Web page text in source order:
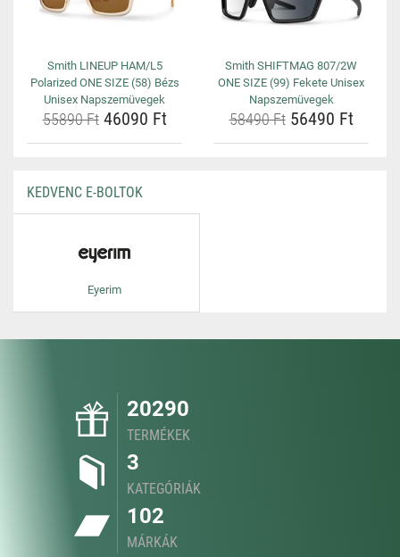
Smith LINEUP HAM/L5
Polarized ONE SIZE (58) Bézs
Unisex Napszemüvegek
55890 Ft46090 Ft
Smith SHIFTMAG 807/2W
ONE SIZE (99) Fekete Unisex
Napszemüvegek
58490 Ft56490 Ft
KEDVENC E-BOLTOK
Eyerim
20290
TERMÉKEK
3
KATEGÓRIÁK
102
MÁRKÁK